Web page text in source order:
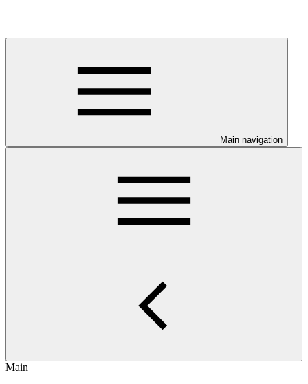
Main navigation
Main